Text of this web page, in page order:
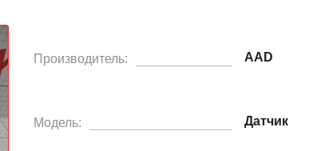
Производитель: AAD
Модель: Датчик